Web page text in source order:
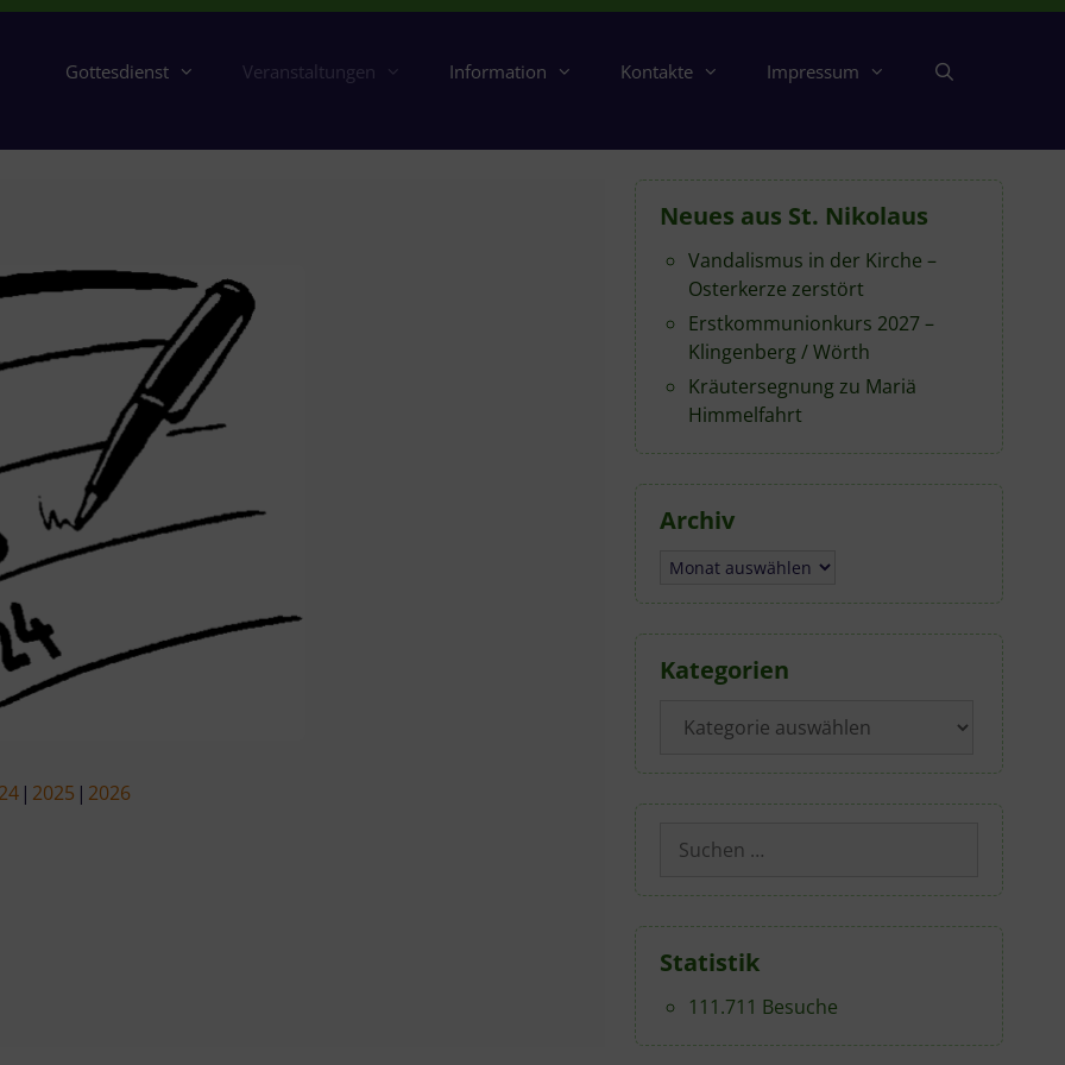
Gottesdienst Veranstaltungen Information Kontakte Impressum
2025 2026
Neues aus St. Nikolaus
Vandalismus in der Kirche –
Osterkerze zerstört
Erstkommunionkurs 2027 –
Klingenberg / Wörth
Kräutersegnung zu Mariä
Himmelfahrt
Archiv
Archiv
Kategorien
Suchen
nach:
Statistik
111.711 Besuche